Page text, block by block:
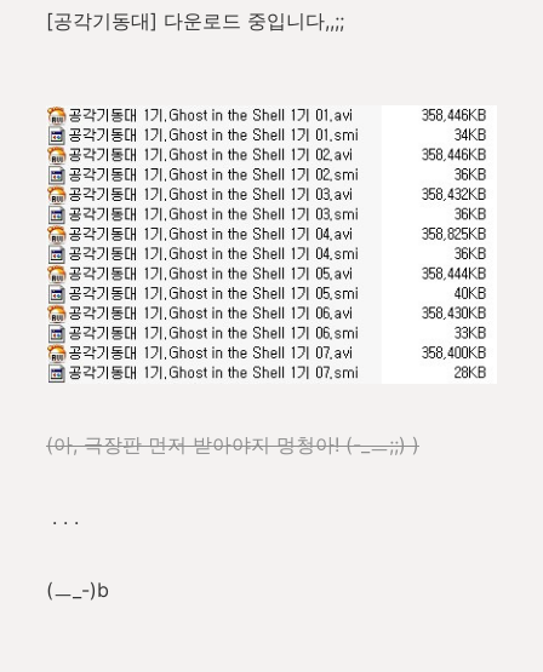
[공각기동대] 다운로드 중입니다,,;;
(아, 극장판 먼저 받아야지 멍청아! (-_ㅡ;;) )
. . .
(ㅡ_-)b